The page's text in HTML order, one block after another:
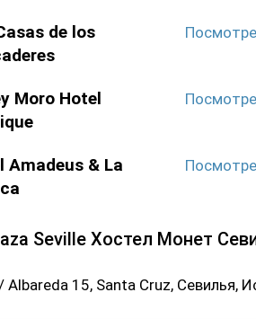
de los
Moro Hotel
Amadeus & La
Seville Хостел Монет
Albareda 15, Santa Cruz, Севилья,